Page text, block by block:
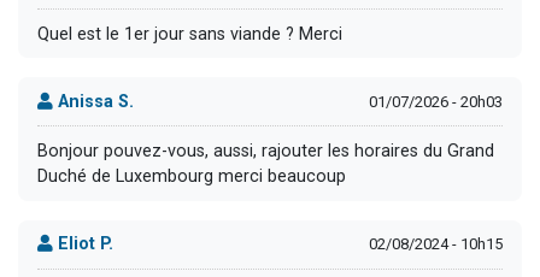
Quel est le 1er jour sans viande ? Merci
Anissa S. 01/07/2026 - 20h03
Bonjour pouvez-vous, aussi, rajouter les horaires du Grand
Duché de Luxembourg merci beaucoup
Eliot P. 02/08/2024 - 10h15